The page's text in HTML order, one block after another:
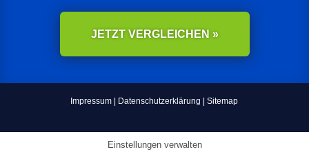
JETZT VERGLEICHEN »
Impressum | Datenschutzerklärung |Sitemap
Einstellungen verwalten